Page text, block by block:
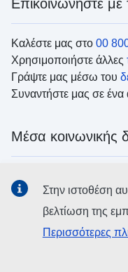
Επικοινωνήστε
Καλέστε μας στο 00
Χρησιμοποιήστε άλλες
Γράψτε μας μέσω του
Συναντήστε μας σε
Μέσα κοινωνικής
δικτύωσηςΣτην ιστοθέση
βελτίωση της
Περισσότερες